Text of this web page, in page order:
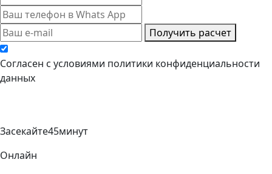
Получить расчет
Cогласен с условиями политики конфиденциальности
данных
Засекайте45минут
Онлайн